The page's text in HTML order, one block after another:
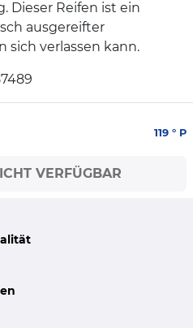
Dieser Reifen ist ein
ausgereifter
sich verlassen kann.
119 ° P
VERFÜGBAR